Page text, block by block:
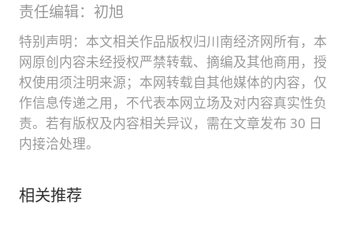
责任编辑：初旭
特别声明：本文相关作品版权归川南经济网所有，本
网原创内容未经授权严禁转载、摘编及其他商用，授
权使用须注明来源；本网转载自其他媒体的内容，仅
作信息传递之用，不代表本网立场及对内容真实性负
责。若有版权及内容相关异议，需在文章发布 30 日
内接洽处理。
相关推荐